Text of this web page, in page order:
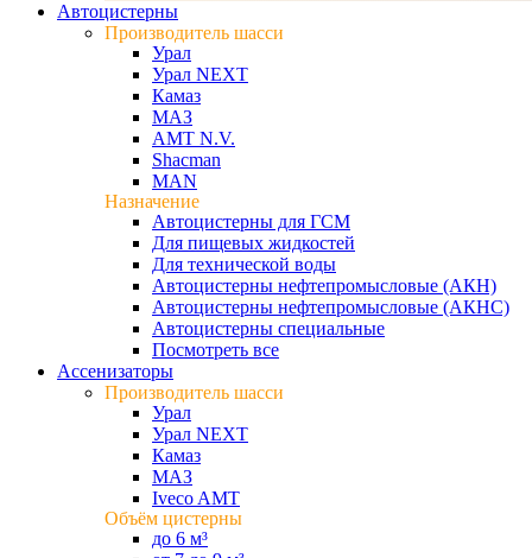
Автоцистерны
Производитель шасси
Урал
Урал NEXT
Камаз
МАЗ
AMT N.V.
Shacman
MAN
Назначение
Автоцистерны для ГСМ
Для пищевых жидкостей
Для технической воды
Автоцистерны нефтепромысловые (АКН)
Автоцистерны нефтепромысловые (АКНС)
Автоцистерны специальные
Посмотреть все
Ассенизаторы
Производитель шасси
Урал
Урал NEXT
Камаз
МАЗ
Iveco AMT
Объём цистерны
до 6 м³